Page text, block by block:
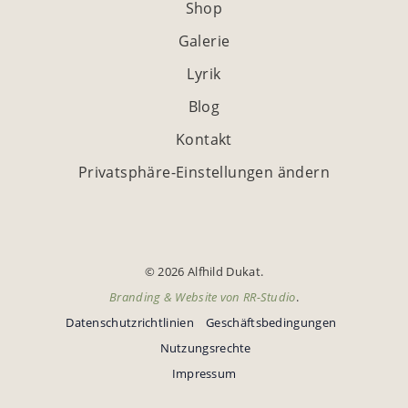
Shop
Galerie
Lyrik
Blog
Kontakt
Privatsphäre-Einstellungen ändern
© 2026 Alfhild Dukat.
Branding & Website von RR-Studio.
Datenschutzrichtlinien
Geschäftsbedingungen
Nutzungsrechte
Impressum